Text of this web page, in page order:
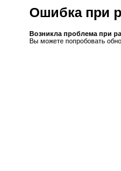
Ошибка при
Возникла проблема при
Вы можете попробовать